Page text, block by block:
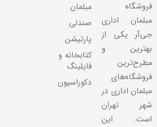
فروشگاه
مبلمان اداری
جی‌آر یکی از
بهترین و
مطرح‌ترین
فروشگاه‌های
مبلمان اداری در
شهر تهران
است. این
مبلمان
صندلی
پارتیشن
کتابخانه و
فایلینگ
دکوراسیون